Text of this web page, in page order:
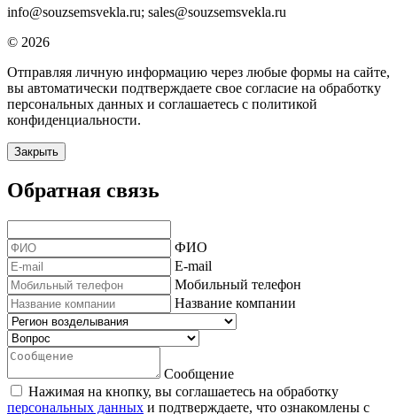
info@souzsemsvekla.ru; sales@souzsemsvekla.ru
© 2026
Отправляя личную информацию через любые формы на сайте,
вы автоматически подтверждаете свое согласие на обработку
персональных данных и соглашаетесь с политикой
конфиденциальности.
Закрыть
Обратная связь
ФИО
E-mail
Мобильный телефон
Название компании
Сообщение
Нажимая на кнопку, вы соглашаетесь на обработку
персональных данных и подтверждаете, что ознакомлены с